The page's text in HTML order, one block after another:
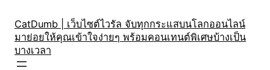
content
CatDumb | เว็บไซต์ไวรัล จับทุกกระแสบนโลกออนไลน์
มาย่อยให้คุณเข้าใจง่ายๆ พร้อมคอนเทนต์พิเศษบ้างเป็น
บางเวลา